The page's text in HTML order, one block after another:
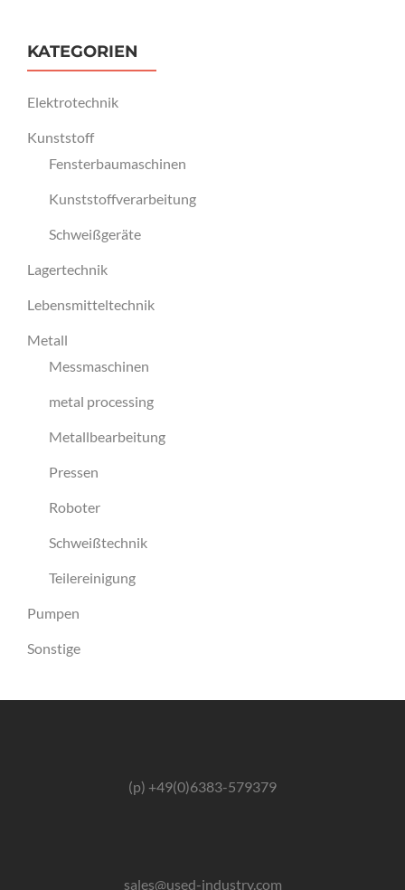
KATEGORIEN
Elektrotechnik
Kunststoff
Fensterbaumaschinen
Kunststoffverarbeitung
Schweißgeräte
Lagertechnik
Lebensmitteltechnik
Metall
Messmaschinen
metal processing
Metallbearbeitung
Pressen
Roboter
Schweißtechnik
Teilereinigung
Pumpen
Sonstige
(p) +49(0)6383-579379
sales@used-industry.com